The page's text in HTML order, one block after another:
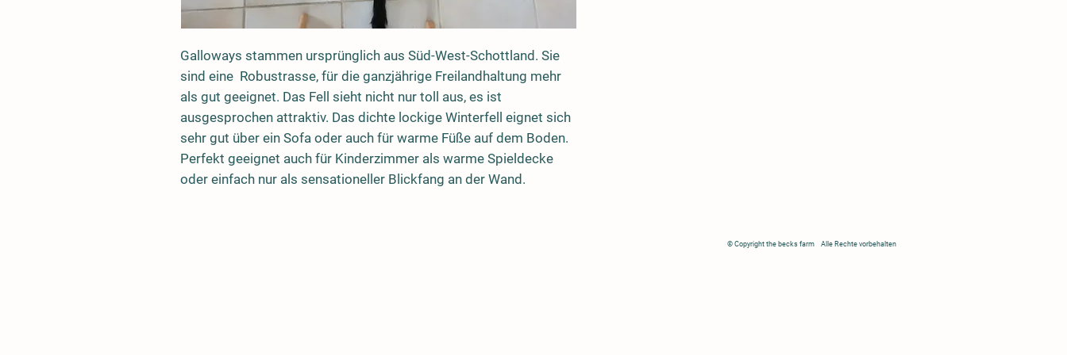
Galloways stammen ursprünglich aus Süd-West-Schottland. Sie
sind eine Robustrasse, für die ganzjährige Freilandhaltung mehr
als gut geeignet. Das Fell sieht nicht nur toll aus, es ist
ausgesprochen attraktiv. Das dichte lockige Winterfell eignet sich
sehr gut über ein Sofa oder auch für warme Füße auf dem Boden.
Perfekt geeignet auch für Kinderzimmer als warme Spieldecke
oder einfach nur als sensationeller Blickfang an der Wand.
© Copyright the becks farm Alle Rechte vorbehalten